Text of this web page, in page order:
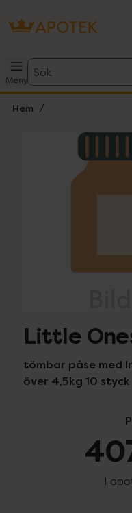
Meny
Sök
Hem
Lista: .
Little
tömbar påse med
över 4,5kg 10 styck
I